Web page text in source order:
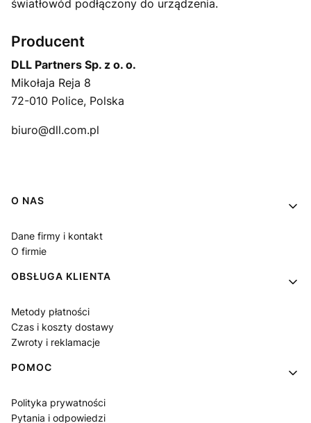
światłowód podłączony do urządzenia.
Producent
DLL Partners Sp. z o. o.
Mikołaja Reja 8
72-010 Police, Polska
biuro@dll.com.pl
Linki w stopce
O NAS
Dane firmy i kontakt
O firmie
OBSŁUGA KLIENTA
Metody płatności
Czas i koszty dostawy
Zwroty i reklamacje
POMOC
Polityka prywatności
Pytania i odpowiedzi